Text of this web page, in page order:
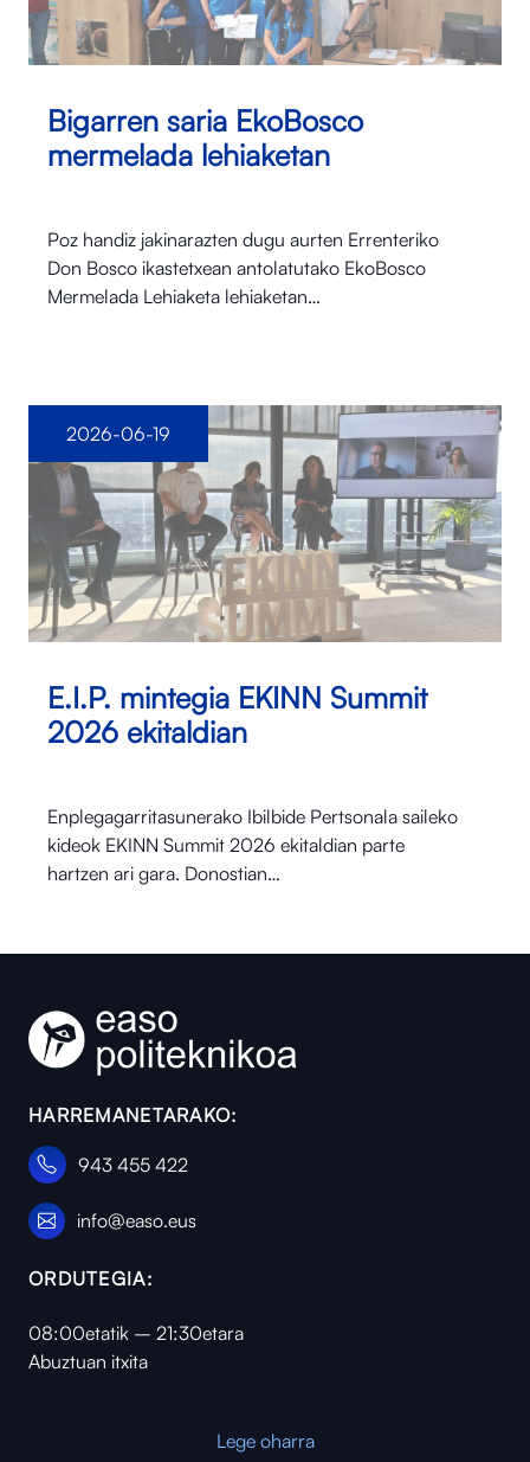
Bigarren saria EkoBosco
mermelada lehiaketan
Poz handiz jakinarazten dugu aurten Errenteriko
Don Bosco ikastetxean antolatutako EkoBosco
Mermelada Lehiaketa lehiaketan…
E.I.P. mintegia EKINN Summit
2026 ekitaldian
Enplegagarritasunerako Ibilbide Pertsonala saileko
kideok EKINN Summit 2026 ekitaldian parte
hartzen ari gara. Donostian…
2026-06-19
HARREMANETARAKO:
943 455 422
info@easo.eus
ORDUTEGIA:
08:00etatik – 21:30etara
Abuztuan itxita
Lege oharra